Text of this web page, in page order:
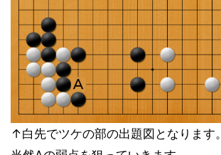
↑白先でツケの部の出題図となります。